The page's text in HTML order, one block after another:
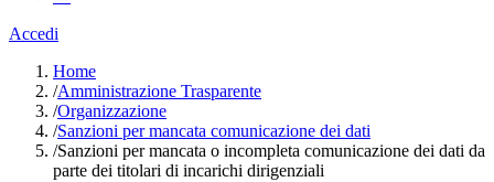
Accedi
Home
/Amministrazione Trasparente
/Organizzazione
/Sanzioni per mancata comunicazione dei dati
/Sanzioni per mancata o incompleta comunicazione dei dati da
parte dei titolari di incarichi dirigenziali